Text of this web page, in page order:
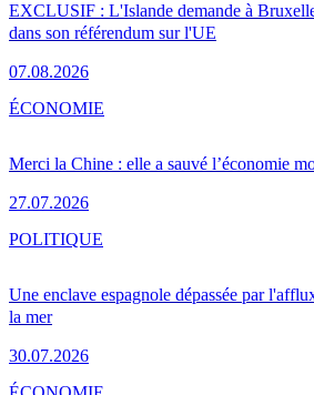
EXCLUSIF : L'Islande demande à
dans son référendum sur l'UE
07.08.2026
Merci la Chine : elle a sauvé l’économie
27.07.2026
ÉCONOMIE
Une enclave espagnole dépassée par
la mer
30.07.2026
POLITIQUE